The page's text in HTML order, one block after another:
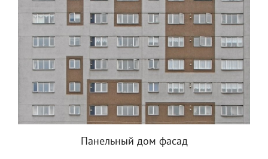
Панельный дом фасад